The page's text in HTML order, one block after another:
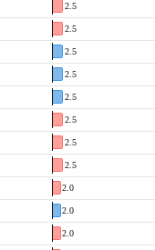
2.5
2.5
2.5
2.5
2.5
2.5
2.5
2.5
2.0
2.0
2.0